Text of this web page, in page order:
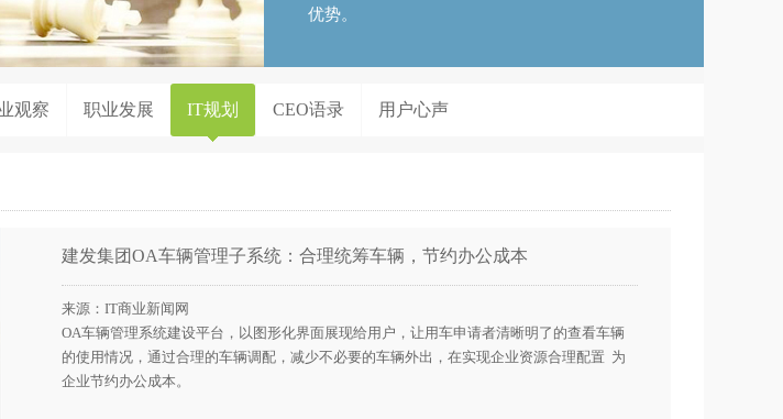
优势。
观察 职业发展 IT规划 CEO语录 用户心声
建发集团OA车辆管理子系统：合理统筹车辆，节约办公成本
来源：IT商业新闻网
OA车辆管理系统建设平台，以图形化界面展现给用户，让用车申请者清晰明了的查看车辆
的使用情况，通过合理的车辆调配，减少不必要的车辆外出，在实现企业资源合理配置 为
企业节约办公成本。